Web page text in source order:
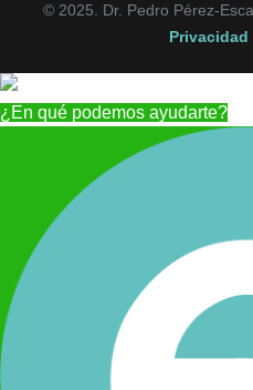
© 2025. Dr. Pedro Pérez-
Privacidad
¿En qué podemos ayudarte?